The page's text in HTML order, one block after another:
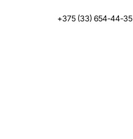
+375 (33) 654-44-35